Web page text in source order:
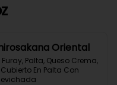
Oriental
Palta, Queso Crema,
En Palta Con